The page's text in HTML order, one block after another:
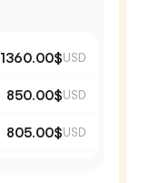
1360.00$USD
850.00$USD
805.00$USD